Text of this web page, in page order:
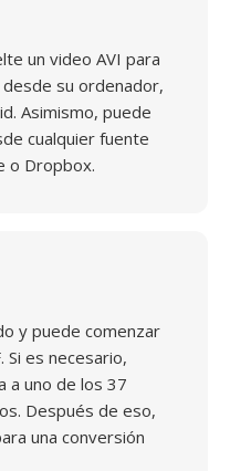
un video AVI para
su ordenador,
Asimismo, puede
cualquier fuente
o Dropbox.
y puede comenzar
Si es necesario,
a uno de los 37
Después de eso,
una conversión